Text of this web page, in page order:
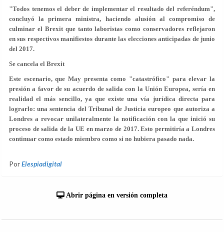
"Todos tenemos el deber de implementar el resultado del referéndum",
concluyó la primera ministra, haciendo alusión al compromiso de
culminar el Brexit que tanto laboristas como conservadores reflejaron
en sus respectivos manifiestos durante las elecciones anticipadas de junio
del 2017.
Se cancela el Brexit
Este escenario, que May presenta como "catastrófico" para elevar la
presión a favor de su acuerdo de salida con la Unión Europea, sería en
realidad el más sencillo, ya que existe una vía jurídica directa para
lograrlo: una sentencia del Tribunal de Justicia europeo que autoriza a
Londres a revocar unilateralmente la notificación con la que inició su
proceso de salida de la UE en marzo de 2017. Esto permitiría a Londres
continuar como estado miembro como si no hubiera pasado nada.
PorElespiadigital
Abrir página en versión completa